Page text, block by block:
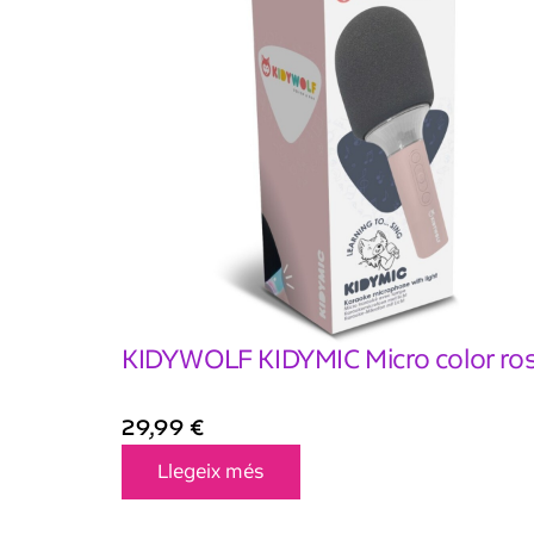
KIDYWOLF KIDYMIC Micro color
29,99 €
Llegeix més